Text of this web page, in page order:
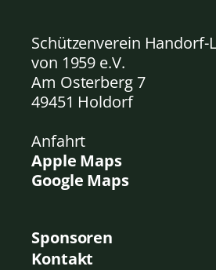
Schützenverein Handorf-
von 1959 e.V.
Am Osterberg 7
49451 Holdorf
Anfahrt
Apple Maps
Google Maps
Sponsoren
Kontakt